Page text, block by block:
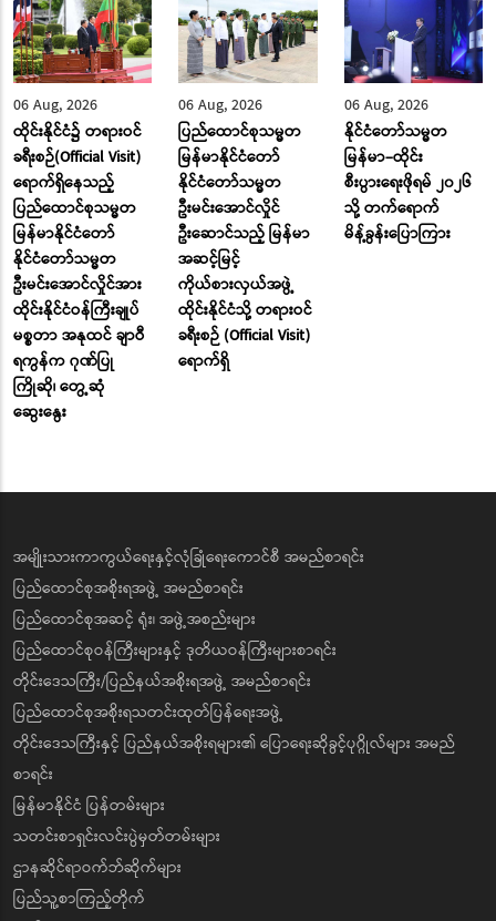
06 Aug, 2026
ထိုင်းနိုင်ငံ၌ တရားဝင်
ခရီးစဉ်(Official Visit)
ရောက်ရှိနေသည့်
ပြည်ထောင်စုသမ္မတ
မြန်မာနိုင်ငံတော်
နိုင်ငံတော်သမ္မတ
ဦးမင်းအောင်လှိုင်အား
ထိုင်းနိုင်ငံဝန်ကြီးချုပ်
မစ္စတာ အနုထင် ချာဝီ
ရကွန်က ဂုဏ်ပြု
ကြိုဆို၊ တွေ့ဆုံ
ဆွေးနွေး
06 Aug, 2026
ပြည်ထောင်စုသမ္မတ
မြန်မာနိုင်ငံတော်
နိုင်ငံတော်သမ္မတ
ဦးမင်းအောင်လှိုင်
ဦးဆောင်သည့် မြန်မာ
အဆင့်မြင့်
ကိုယ်စားလှယ်အဖွဲ့
ထိုင်းနိုင်ငံသို့ တရားဝင်
ခရီးစဉ် (Official Visit)
ရောက်ရှိ
06 Aug, 2026
နိုင်ငံတော်သမ္မတ
မြန်မာ–ထိုင်း
စီးပွားရေးဖိုရမ် ၂၀၂၆
သို့ တက်ရောက်
မိန့်ခွန်းပြောကြား
အမျိုးသားကာကွယ်ရေးနှင့်လုံခြုံရေးကောင်စီ အမည်စာရင်း
ပြည်ထောင်စုအစိုးရအဖွဲ့ အမည်စာရင်း
ပြည်ထောင်စုအဆင့် ရုံး၊ အဖွဲ့အစည်းများ
ပြည်ထောင်စုဝန်ကြီးများနှင့် ဒုတိယဝန်ကြီးများစာရင်း
တိုင်းဒေသကြီး/ပြည်နယ်အစိုးရအဖွဲ့ အမည်စာရင်း
ပြည်ထောင်စုအစိုးရသတင်းထုတ်ပြန်ရေးအဖွဲ့
တိုင်းဒေသကြီးနှင့် ပြည်နယ်အစိုးရများ၏ ပြောရေးဆိုခွင့်ပုဂ္ဂိုလ်များ အမည်
စာရင်း
မြန်မာနိုင်ငံ ပြန်တမ်းများ
သတင်းစာရှင်းလင်းပွဲမှတ်တမ်းများ
ဌာနဆိုင်ရာဝက်ဘ်ဆိုက်များ
ပြည်သူ့စာကြည့်တိုက်